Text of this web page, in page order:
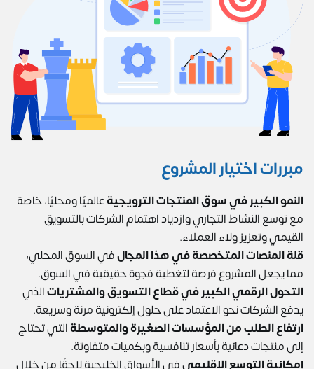
مبررات اختيار المشروع
النمو الكبير في سوق المنتجات الترويجيةعالميًا ومحليًا، خاصة
مع توسع النشاط التجاري وازدياد اهتمام الشركات بالتسويق
القيمي وتعزيز ولاء العملاء.
قلة المنصات المتخصصة في هذا المجالفي السوق المحلي،
مما يجعل المشروع فرصة لتغطية فجوة حقيقية في السوق.
التحول الرقمي الكبير في قطاع التسويق والمشترياتالذي
يدفع الشركات نحو الاعتماد على حلول إلكترونية مرنة وسريعة.
ارتفاع الطلب من المؤسسات الصغيرة والمتوسطةالتي تحتاج
إلى منتجات دعائية بأسعار تنافسية وبكميات متفاوتة.
إمكانية التوسع الإقليميفي الأسواق الخليجية لاحقًا من خلال